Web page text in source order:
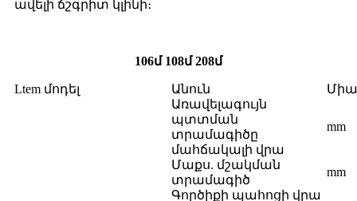
ավելի ճշգրիտ կլինի։
106մ 108մ 208մ
Ltem մոդել Անուն
Առավելագույն
պտտման
տրամագիծը
մահճակալի վրա
mm
Մաքս. մշակման
տրամագիծ
mm
Գործիքի պահոցի վրա